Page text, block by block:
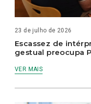
23 de julho de 2026
Escassez de
gestual preocupa
VER MAIS